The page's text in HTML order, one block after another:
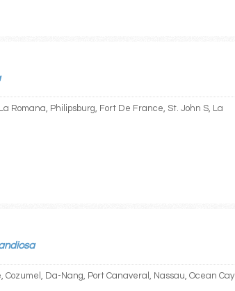
Romana, Philipsburg, Fort De France, St. John S, La
Da-Nang, Port Canaveral, Nassau, Ocean Cay